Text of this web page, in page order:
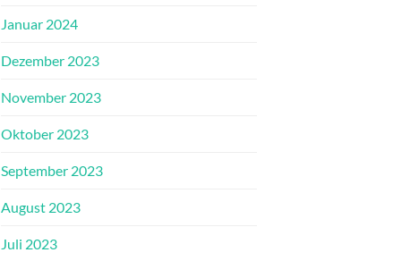
Januar 2024
Dezember 2023
November 2023
Oktober 2023
September 2023
August 2023
Juli 2023